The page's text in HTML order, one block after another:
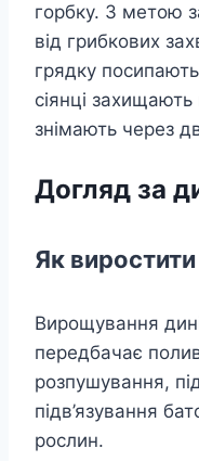
горбку. З метою
від грибкових
грядку
сіянці
знімають через
Догляд за
Як
Вирощування
передбачає
розпушування,
підв’язування
рослин.